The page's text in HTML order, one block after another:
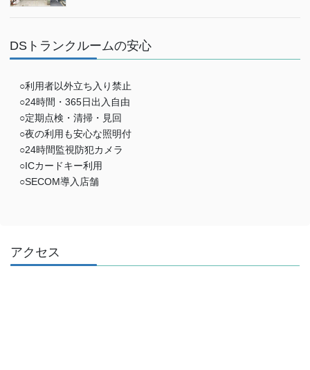
DSトランクルームの安心
○利用者以外立ち入り禁止
○24時間・365日出入自由
○定期点検・清掃・見回
○夜の利用も安心な照明付
○24時間監視防犯カメラ
○ICカードキー利用
○SECOM導入店舗
アクセス